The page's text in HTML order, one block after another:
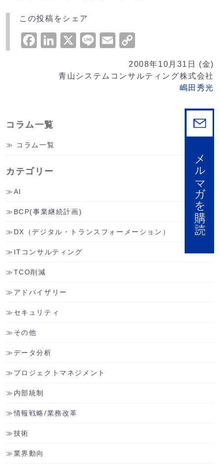
この投稿をシェア
Facebook
LinkedIn
X LineEmail
Link
2008年10月31日 (金)
青山システムコンサルティング株式会社
嶋田秀光
コラム一覧
コラム一覧
カテゴリー
AI
BCP(事業継続計画)
DX（デジタル・トランスフォーメーション）
ITコンサルティング
TCO削減
アドバイザリー
セキュリティ
その他
データ分析
プロジェクトマネジメント
内部統制
情報戦略/業務改革
技術
業界動向